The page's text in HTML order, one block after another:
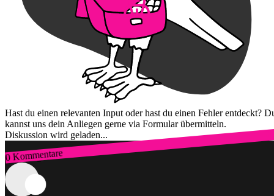
Hast du einen relevanten Input oder hast du einen Fehler entdeckt?
kannst uns dein Anliegen gerne via Formular übermitteln.
Diskussion wird geladen...
0 Kommentare
Zum Login